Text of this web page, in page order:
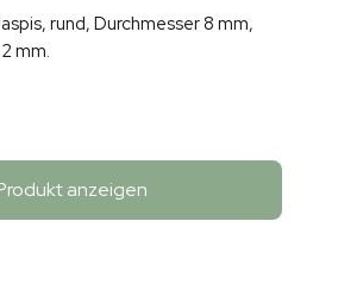
rund, Durchmesser 8 mm,
mm.
anzeigen